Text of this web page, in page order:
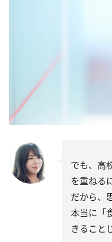
でも、高
を重ねる
だから、
本当に「
きること